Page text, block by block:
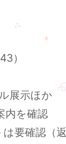
）
展示ほか
内を確認
要確認（